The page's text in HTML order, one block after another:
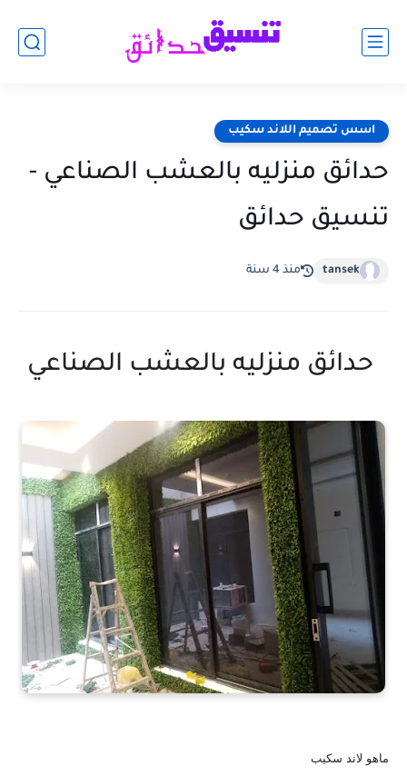
اسس تصميم اللاند سكيب
حدائق منزليه بالعشب الصناعي -
تنسيق حدائق
tansek منذ 4 سنة
حدائق منزليه بالعشب الصناعي
ماهو لاند سكيب